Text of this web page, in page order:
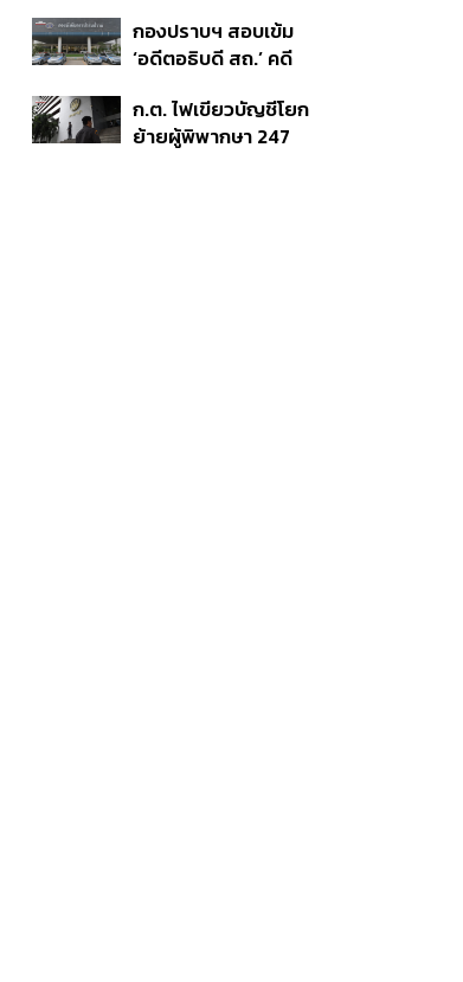
คดีเด็ดขาด
ถึงแก่อนิจกรรม
กองปราบฯ สอบเข้ม
‘อดีตอธิบดี สถ.’ คดี
6 ข้อหาหนัก จ่อชง
ป.ป.ช. 12 ส.ค. นี้
ก.ต. ไฟเขียวบัญชีโยก
ย้ายผู้พิพากษา 247